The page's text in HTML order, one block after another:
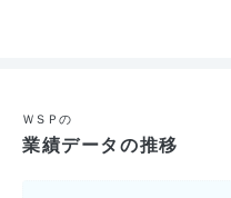
ＷＳＰの
業績データの推移